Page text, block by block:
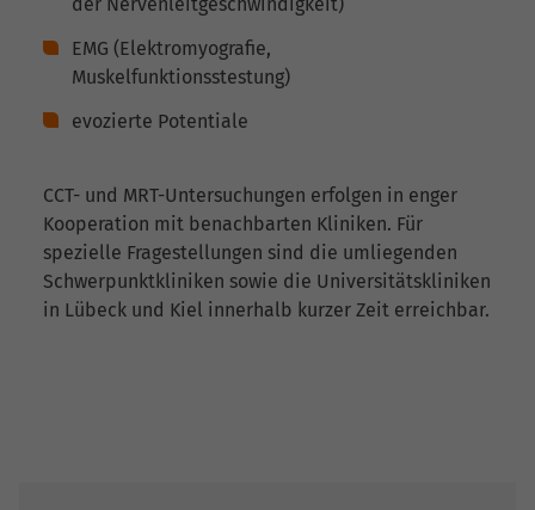
EMG (Elektromyografie,
Muskelfunktionsstestung)
evozierte Potentiale
CCT- und MRT-Untersuchungen erfolgen in enger
Kooperation mit benachbarten Kliniken. Für
spezielle Fragestellungen sind die umliegenden
Schwerpunktkliniken sowie die Universitätskliniken
in Lübeck und Kiel innerhalb kurzer Zeit erreichbar.